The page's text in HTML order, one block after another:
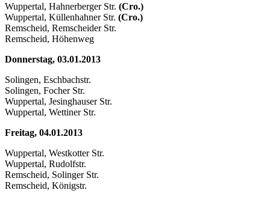
Wuppertal, Hahnerberger Str. (Cro.)
Wuppertal, Küllenhahner Str. (Cro.)
Remscheid, Remscheider Str.
Remscheid, Höhenweg
Donnerstag, 03.01.2013
Solingen, Eschbachstr.
Solingen, Focher Str.
Wuppertal, Jesinghauser Str.
Wuppertal, Wettiner Str.
Freitag, 04.01.2013
Wuppertal, Westkotter Str.
Wuppertal, Rudolfstr.
Remscheid, Solinger Str.
Remscheid, Königstr.